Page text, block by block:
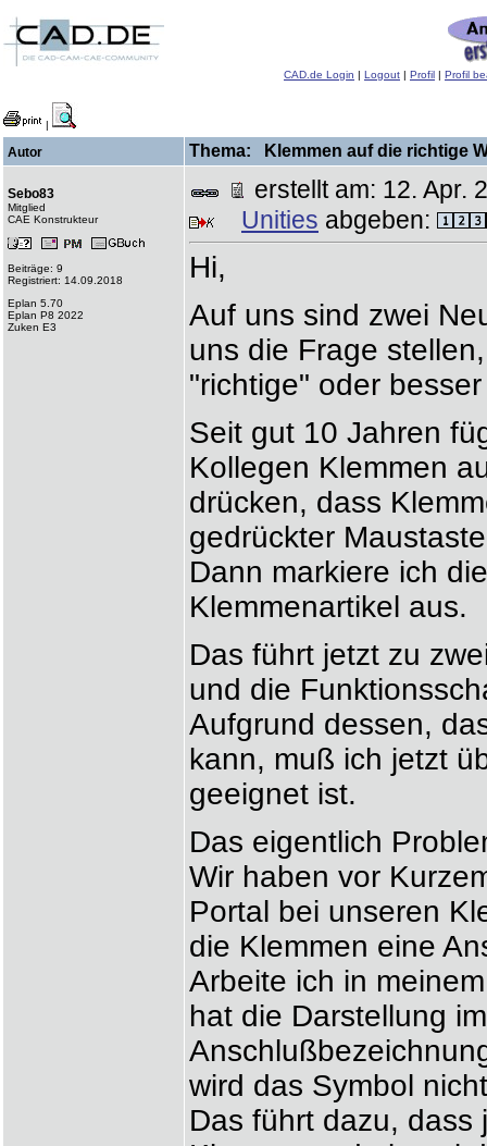
CAD.de Login | Logout | Profil | Profil
|
Autor Thema: Klemmen auf die richtige
Sebo83
Mitglied
CAE Konstrukteur
Beiträge: 9
Registriert: 14.09.2018
Eplan 5.70
Eplan P8 2022
Zuken E3
erstellt am: 12.
Unities abgeben:
Hi,
Auf uns sind zwei
uns die Frage
"richtige" oder
Seit gut 10 Jahren
Kollegen Klemmen
drücken, dass
gedrückter
Dann markiere ich
Klemmenartikel aus.
Das führt jetzt zu
und die
Aufgrund dessen,
kann, muß ich jetzt
geeignet ist.
Das eigentlich
Wir haben vor
Portal bei unseren
die Klemmen eine
Arbeite ich in
hat die Darstellung
wird das Symbol
Das führt dazu, dass